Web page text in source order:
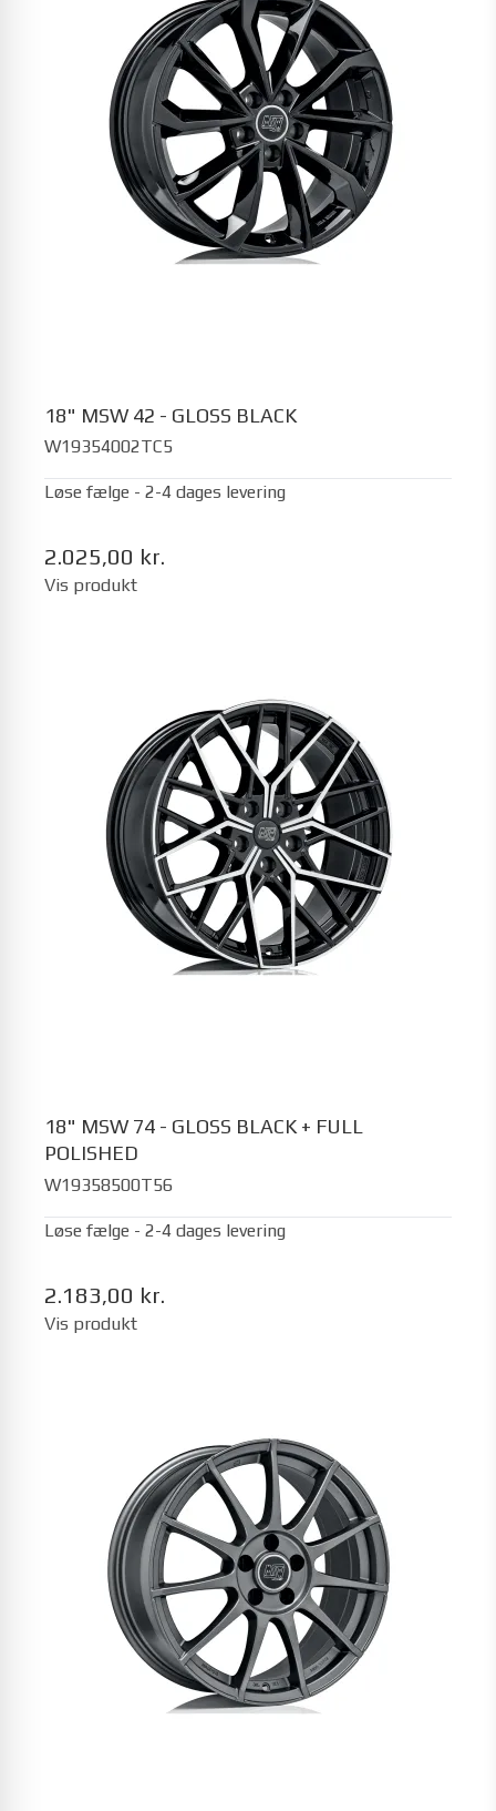
18" MSW 42 - GLOSS BLACK
W19354002TC5
Løse fælge - 2-4 dages levering
2.025,00 kr.
Vis produkt
18" MSW 74 - GLOSS BLACK + FULL
POLISHED
W19358500T56
Løse fælge - 2-4 dages levering
2.183,00 kr.
Vis produkt